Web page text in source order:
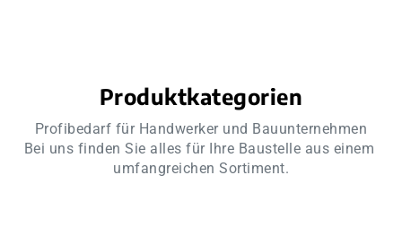
Produktkategorien
Profibedarf für Handwerker und Bauunternehmen
Bei uns finden Sie alles für Ihre Baustelle aus einem
umfangreichen Sortiment.